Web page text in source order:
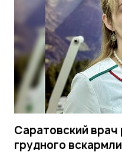
Саратовский врач
грудного